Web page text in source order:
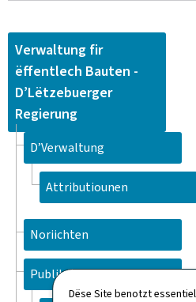
Dëse Site benotzt
Verwaltung fir
ëffentlech Bauten -
D’Lëtzebuerger
Regierung
D’Verwaltung
Attributiounen
Noriichten
Publikatiounen